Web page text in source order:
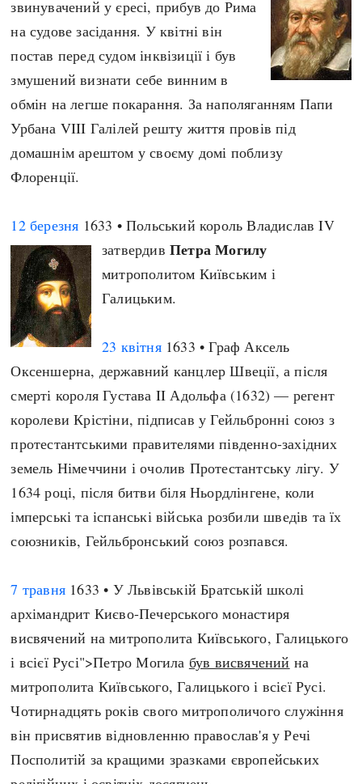
звинувачений у єресі, прибув до Рима
на судове засідання. У квітні він
постав перед судом інквізиції і був
змушений визнати себе винним в
обмін на легше покарання. За наполяганням Папи
Урбана VIII Галілей решту життя провів під
домашнім арештом у своєму домі поблизу
Флоренції.
12 березня 1633 • Польський король Владислав IV
затвердивПетра Могилу
митрополитом Київським і
Галицьким.
23 квітня1633 • Граф Аксель
Оксеншерна, державний канцлер Швеції, а після
смерті короля Густава II Адольфа (1632) — регент
королеви Крістіни, підписав у Гейльбронні союз з
протестантськими правителями південно-західних
земель Німеччини і очолив Протестантську лігу. У
1634 році, після битви біля Ньордлінгене, коли
імперські та іспанські війська розбили шведів та їх
союзників, Гейльбронський союз розпався.
7 травня 1633 • У Львівській Братській школі
архімандрит Києво-Печерського монастиря
висвячений на митрополита Київського, Галицького
і всієї Русі">Петро Могила був висвячений на
митрополита Київського, Галицького і всієї Русі.
Чотирнадцять років свого митрополичого служіння
він присвятив відновленню православ'я у Речі
Посполитій за кращими зразками європейських